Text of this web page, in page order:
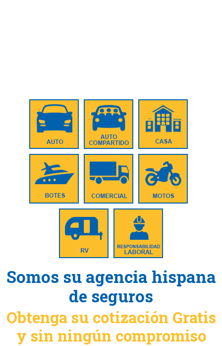
Somos su agencia hispana
de seguros
Obtenga su cotización Gratis
y sin ningún compromiso